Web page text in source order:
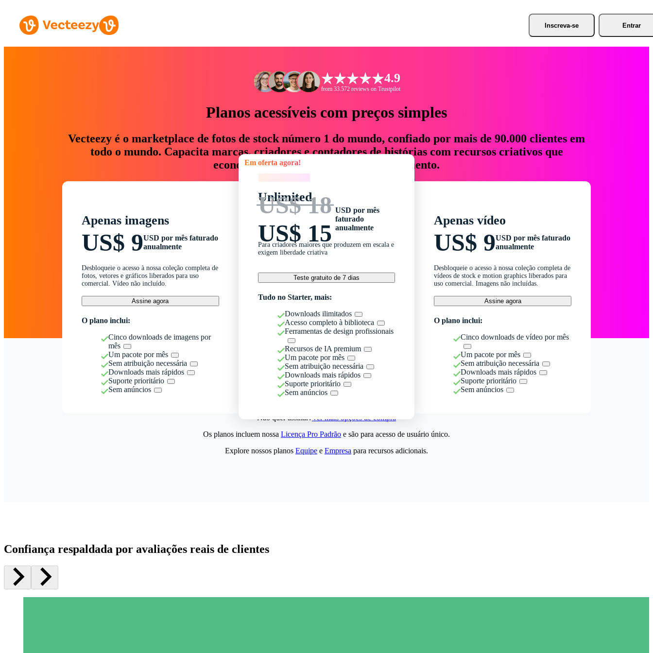
Inscreva-se Entrar
4.9
from 33.572 reviews on Trustpilot
Planos acessíveis com preços simples
Vecteezy é o marketplace de fotos de stock número 1 do mundo, confiado por mais de 90.000 clientes em
todo o mundo. Capacita marcas, criadores e contadores de histórias com recursos criativos que
economizam até 76% em tempo e orçamento.
Apenas imagens
US$ 9USD por mês faturado
anualmente
Desbloqueie o acesso à nossa coleção completa de
fotos, vetores e gráficos liberados para uso
comercial. Vídeo não incluído.
Assine agora
O plano inclui:
Cinco downloads de imagens por
mês
Um pacote por mês
Sem atribuição necessária
Downloads mais rápidos
Suporte prioritário
Sem anúncios
Em oferta agora!
Unlimited
US$ 18
US$ 15
USD por mês
faturado
anualmente
Para criadores maiores que produzem em escala e
exigem liberdade criativa
Teste gratuito de 7 dias
Tudo no Starter, mais:
Downloads ilimitados
Acesso completo à biblioteca
Ferramentas de design profissionais
Recursos de IA premium
Um pacote por mês
Sem atribuição necessária
Downloads mais rápidos
Suporte prioritário
Sem anúncios
Apenas vídeo
US$ 9USD por mês faturado
anualmente
Desbloqueie o acesso à nossa coleção completa de
vídeos de stock e motion graphics liberados para
uso comercial. Imagens não incluídas.
Assine agora
O plano inclui:
Cinco downloads de vídeo por mês
Um pacote por mês
Sem atribuição necessária
Downloads mais rápidos
Suporte prioritário
Sem anúncios
Não quer assinar?Ver mais opções de compra
Os planos incluem nossa Licença Pro Padrão e são para acesso de usuário único.
Explore nossos planos Equipe e Empresa para recursos adicionais.
Confiança respaldada por avaliações reais de clientes